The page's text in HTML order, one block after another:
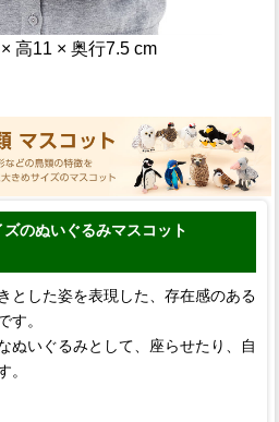
高11 × 奥行7.5 cm
のぬいぐるみマスコット
とした姿を表現した、存在感のある
す。
ぬいぐるみとして、座らせたり、自
。